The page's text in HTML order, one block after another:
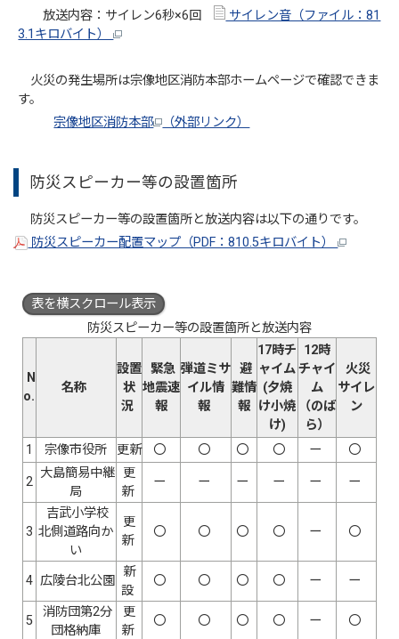
放送内容：サイレン6秒×6回
サイレン音（ファイル：81
3.1キロバイト）
火災の発生場所は宗像地区消防本部ホームページで確認できま
す。
宗像地区消防本部
（外部リンク）
防災スピーカー等の設置箇所
防災スピーカー等の設置箇所と放送内容は以下の通りです。
防災スピーカー配置マップ（PDF：810.5キロバイト）
表を横スクロール表示
防災スピーカー等の設置箇所と放送内容
N
o.
名称
設置
状
況
緊急
地震速
報
弾道ミサ
イル情
報
避
難情
報
17時チ
ャイム
(夕焼
け小焼
け)
12時
チャイ
ム
（のば
ら）
火災
サイレ
ン
1 宗像市役所 更新 〇 〇 〇 〇 ー 〇
2
大島簡易中継
局
更
新
ー ー ー ー ー ー
3
吉武小学校
北側道路向か
い
更
新
〇 〇 〇 〇 ー 〇
4 広陵台北公園
新
設
〇 〇 〇 〇 ー ー
5
消防団第2分
団格納庫
更
新
〇 〇 〇 〇 ー 〇